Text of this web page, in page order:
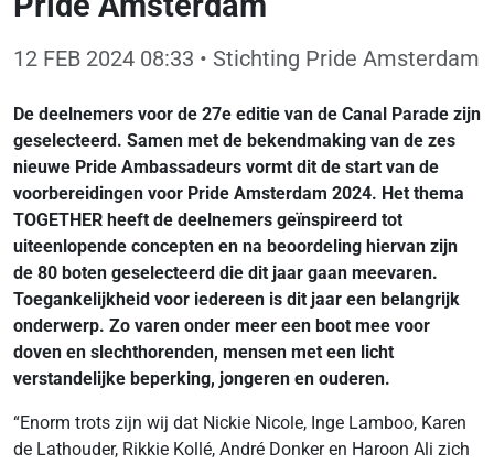
12 FEB 2024 08:33 • Stichting Pride Amsterdam
De deelnemers voor de 27e editie van de Canal Parade zijn
geselecteerd. Samen met de bekendmaking van de zes
nieuwe Pride Ambassadeurs vormt dit de start van de
voorbereidingen voor Pride Amsterdam 2024. Het thema
TOGETHER heeft de deelnemers geïnspireerd tot
uiteenlopende concepten en na beoordeling hiervan zijn
de 80 boten geselecteerd die dit jaar gaan meevaren.
Toegankelijkheid voor iedereen is dit jaar een belangrijk
onderwerp. Zo varen onder meer een boot mee voor
doven en slechthorenden, mensen met een licht
verstandelijke beperking, jongeren en ouderen.
“Enorm trots zijn wij dat Nickie Nicole, Inge Lamboo, Karen
de Lathouder, Rikkie Kollé, André Donker en Haroon Ali zich